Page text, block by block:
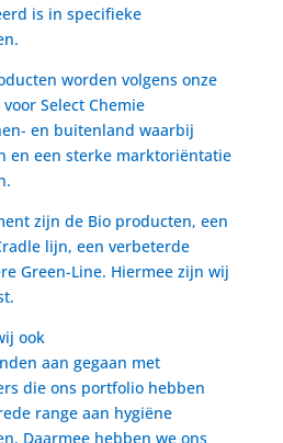
is in specifieke
worden volgens onze
Select Chemie
en buitenland waarbij
en een sterke marktoriëntatie
zijn de Bio producten, een
lijn, een verbeterde
Green-Line. Hiermee zijn wij
ook
aan gegaan met
die ons portfolio hebben
range aan hygiëne
Daarmee hebben we ons